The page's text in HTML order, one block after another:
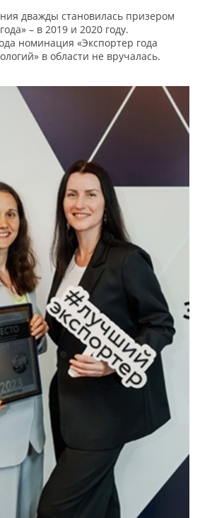
дважды становилась призером
года» – в 2019 и 2020 году.
номинация «Экспортер года
в области не вручалась.